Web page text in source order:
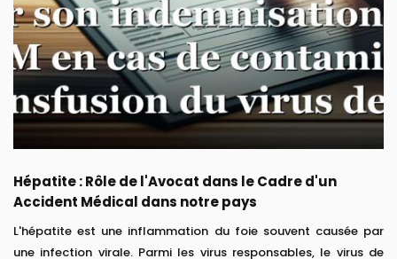
Hépatite : Rôle de l'Avocat dans le Cadre d'un
Accident Médical dans notre pays
L'hépatite est une inflammation du foie souvent causée par
une infection virale. Parmi les virus responsables, le virus de